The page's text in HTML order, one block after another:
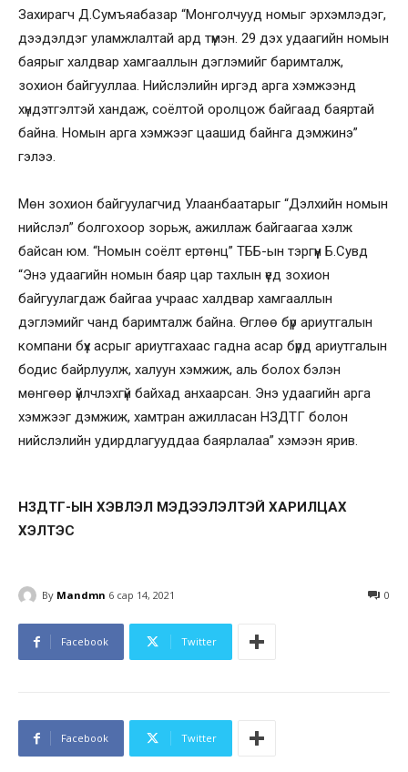
Захирагч Д.Сумъяабазар “Монголчууд номыг эрхэмлэдэг,
дээдэлдэг уламжлалтай ард түмэн. 29 дэх удаагийн номын
баярыг халдвар хамгааллын дэглэмийг баримталж,
зохион байгууллаа. Нийслэлийн иргэд арга хэмжээнд
хүндэтгэлтэй хандаж, соёлтой оролцож байгаад баяртай
байна. Номын арга хэмжээг цаашид байнга дэмжинэ”
гэлээ.
Мөн зохион байгуулагчид Улаанбаатарыг “Дэлхийн номын
нийслэл” болгохоор зорьж, ажиллаж байгаагаа хэлж
байсан юм. “Номын соёлт ертөнц” ТББ-ын тэргүүн Б.Сувд
“Энэ удаагийн номын баяр цар тахлын үед зохион
байгуулагдаж байгаа учраас халдвар хамгааллын
дэглэмийг чанд баримталж байна. Өглөө бүр ариутгалын
компани бүх асрыг ариутгахаас гадна асар бүрд ариутгалын
бодис байрлуулж, халуун хэмжиж, аль болох бэлэн
мөнгөөр үйлчлэхгүй байхад анхаарсан. Энэ удаагийн арга
хэмжээг дэмжиж, хамтран ажилласан НЗДТГ болон
нийслэлийн удирдлагууддаа баярлалаа” хэмээн ярив.
НЗДТГ-ЫН ХЭВЛЭЛ МЭДЭЭЛЭЛТЭЙ ХАРИЛЦАХ
ХЭЛТЭС
By Mandmn 6 сар 14, 2021 0
Facebook Twitter
Facebook Twitter